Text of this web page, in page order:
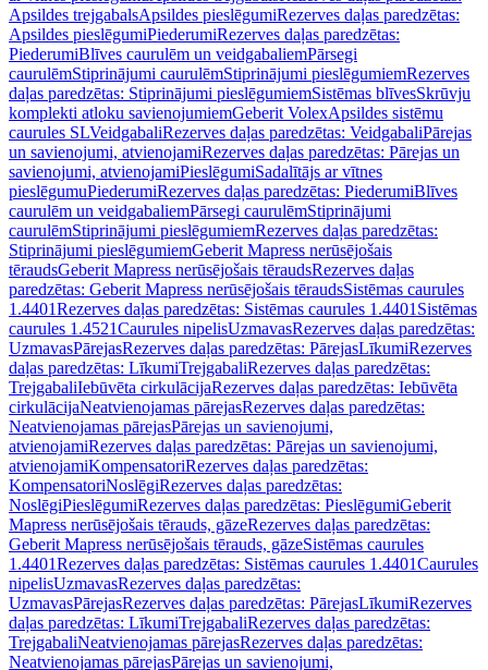
Apsildes trejgabalsApsildes pieslēgumiRezerves daļas paredzētas:
Apsildes pieslēgumiPiederumiRezerves daļas paredzētas:
PiederumiBlīves caurulēm un veidgabaliemPārsegi
caurulēmStiprinājumi caurulēmStiprinājumi pieslēgumiemRezerves
daļas paredzētas: Stiprinājumi pieslēgumiemSistēmas blīvesSkrūvju
komplekti atloku savienojumiemGeberit VolexApsildes sistēmu
caurules SLVeidgabaliRezerves daļas paredzētas: VeidgabaliPārejas
un savienojumi, atvienojamiRezerves daļas paredzētas: Pārejas un
savienojumi, atvienojamiPieslēgumiSadalītājs ar vītnes
pieslēgumuPiederumiRezerves daļas paredzētas: PiederumiBlīves
caurulēm un veidgabaliemPārsegi caurulēmStiprinājumi
caurulēmStiprinājumi pieslēgumiemRezerves daļas paredzētas:
Stiprinājumi pieslēgumiemGeberit Mapress nerūsējošais
tēraudsGeberit Mapress nerūsējošais tēraudsRezerves daļas
paredzētas: Geberit Mapress nerūsējošais tēraudsSistēmas caurules
1.4401Rezerves daļas paredzētas: Sistēmas caurules 1.4401 Sistēmas
caurules 1.4521Caurules nipelisUzmavasRezerves daļas paredzētas:
UzmavasPārejasRezerves daļas paredzētas: PārejasLīkumiRezerves
daļas paredzētas: LīkumiTrejgabaliRezerves daļas paredzētas:
TrejgabaliIebūvēta cirkulācijaRezerves daļas paredzētas: Iebūvēta
cirkulācijaNeatvienojamas pārejasRezerves daļas paredzētas:
Neatvienojamas pārejasPārejas un savienojumi,
atvienojamiRezerves daļas paredzētas: Pārejas un savienojumi,
atvienojamiKompensatoriRezerves daļas paredzētas:
KompensatoriNoslēgiRezerves daļas paredzētas:
NoslēgiPieslēgumiRezerves daļas paredzētas: PieslēgumiGeberit
Mapress nerūsējošais tērauds, gāzeRezerves daļas paredzētas:
Geberit Mapress nerūsējošais tērauds, gāzeSistēmas caurules
1.4401Rezerves daļas paredzētas: Sistēmas caurules 1.4401Caurules
nipelisUzmavasRezerves daļas paredzētas:
UzmavasPārejasRezerves daļas paredzētas: PārejasLīkumiRezerves
daļas paredzētas: LīkumiTrejgabaliRezerves daļas paredzētas:
TrejgabaliNeatvienojamas pārejasRezerves daļas paredzētas:
Neatvienojamas pārejasPārejas un savienojumi,